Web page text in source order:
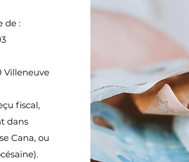
de :
Villeneuve
fiscal,
dans
Cana, ou